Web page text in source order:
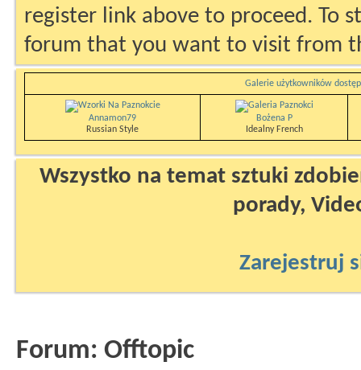
register link above to proceed. To
forum that you want to visit from
Galerie użytkowników
Annamon79
Russian Style
Bożena P
Idealny French
Wszystko na temat sztuki
porady,
Zarejestruj
Forum: Offtopic